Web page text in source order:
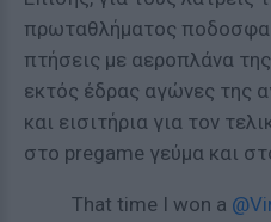
πρωταθλήματος
πτήσεις με αεροπλάνα
εκτός έδρας αγώνες της
και εισιτήρια για τον
στο pregame γεύμα και
That time I won a